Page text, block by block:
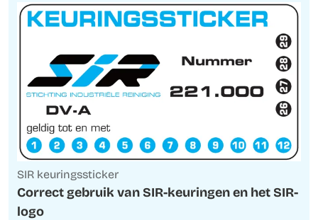
SIR keuringssticker
Correct gebruik van SIR-keuringen en het SIR-
logo